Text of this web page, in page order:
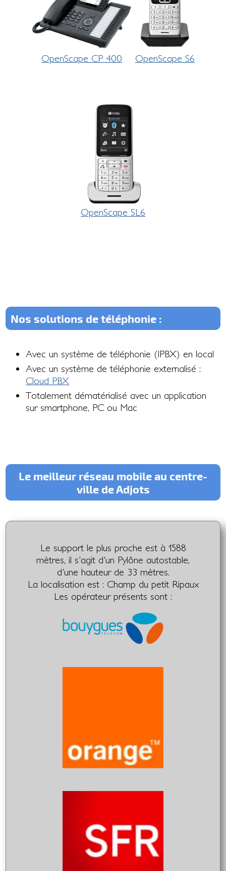
OpenScape CP 400 OpenScape S6
OpenScape SL6
Nos solutions de téléphonie :
Avec un système de téléphonie (IPBX) en local
Avec un système de téléphonie externalisé :
Cloud PBX
Totalement dématérialisé avec un application
sur smartphone, PC ou Mac
Le meilleur réseau mobile au centre-
ville de Adjots
Le support le plus proche est à 1588
mètres, il s'agit d'un Pylône autostable,
d'une hauteur de 33 mètres.
La localisation est : Champ du petit Ripaux
Les opérateur présents sont :